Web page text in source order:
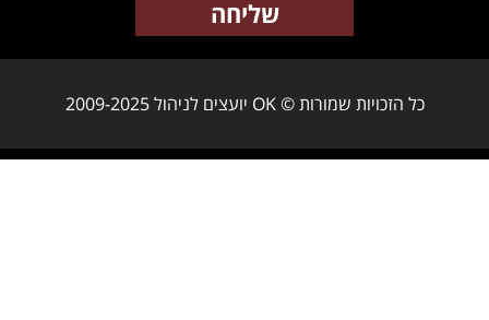
כל הזכויות שמורות © OK יועצים לניהול 2009-2025